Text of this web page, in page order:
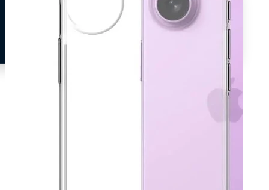
Neem contact op
Veelgestelde vragen